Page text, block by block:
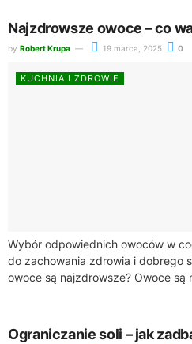
Najzdrowsze owoce – co
by Robert Krupa 19 marca, 2025 0
KUCHNIA I ZDROWIE
Wybór odpowiednich owoców w
do zachowania zdrowia i dobrego
owoce są najzdrowsze? Owoce są
Ograniczanie soli – jak